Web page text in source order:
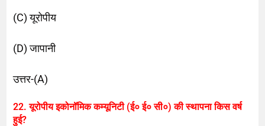
(C) यूरोपीय
(D) जापानी
उत्तर-(A)
22. यूरोपीय इकोनॉमिक कम्यूनिटी (ई० ई० सी०) की स्थापना किस वर्ष
हुई?